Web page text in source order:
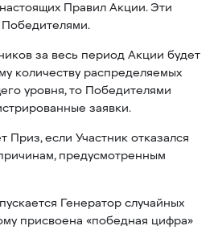
Правил Акции. Эти
за весь период Акции будет
количеству распределяемых
уровня, то Победителями
заявки.
Приз, если Участник отказался
предусмотренным
Генератор случайных
присвоена «победная цифра»